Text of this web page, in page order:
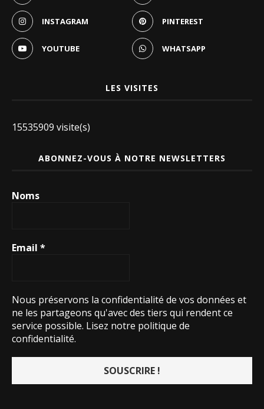
INSTAGRAM PINTEREST
YOUTUBE WHATSAPP
LES VISITES
15535909 visite(s)
ABONNEZ-VOUS À NOTRE NEWSLETTERS
Noms
Email *
Nous préservons la confidentialité de vos données et
ne les partageons qu'avec des tiers qui rendent ce
service possible. Lisez notre politique de
confidentialité.